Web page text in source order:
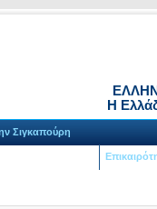
Η
Σιγκαπούρη